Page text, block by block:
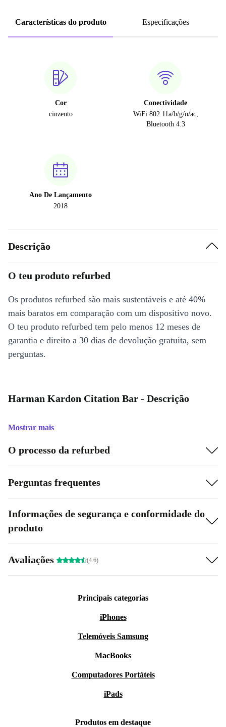
Características do produto Especificações
Cor
cinzento
Conectividade
WiFi 802.11a/b/g/n/ac,
Bluetooth 4.3
Ano De Lançamento
2018
Descrição
O teu produto refurbed
Os produtos refurbed são mais sustentáveis e até 40%
mais baratos em comparação com um dispositivo novo.
O teu produto refurbed tem pelo menos 12 meses de
garantia e direito a 30 dias de devolução gratuita, sem
perguntas.
Harman Kardon Citation Bar - Descrição
Mostrar mais
O processo da refurbed
Perguntas frequentes
Informações de segurança e conformidade do
produto
Avaliações (4.6)
Principais categorias
iPhones
Telemóveis Samsung
MacBooks
Computadores Portáteis
iPads
Produtos em destaque